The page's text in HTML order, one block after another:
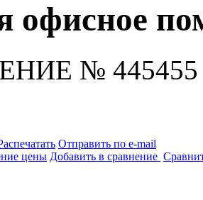
офисное
№ 445455
Отправить по e-mail
цены Добавить в сравнение